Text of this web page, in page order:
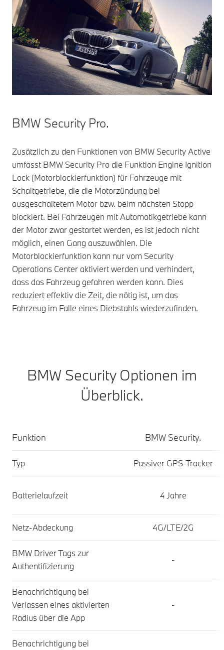
BMW Security Pro.
Zusätzlich zu den Funktionen von BMW Security Active
umfasst BMW Security Pro die Funktion Engine Ignition
Lock (Motorblockierfunktion) für Fahrzeuge mit
Schaltgetriebe, die die Motorzündung bei
ausgeschaltetem Motor bzw. beim nächsten Stopp
blockiert. Bei Fahrzeugen mit Automatikgetriebe kann
der Motor zwar gestartet werden, es ist jedoch nicht
möglich, einen Gang auszuwählen. Die
Motorblockierfunktion kann nur vom Security
Operations Center aktiviert werden und verhindert,
dass das Fahrzeug gefahren werden kann. Dies
reduziert effektiv die Zeit, die nötig ist, um das
Fahrzeug im Falle eines Diebstahls wiederzufinden.
BMW Security Optionen im
Überblick.
BMW
Optionen
im
Funktion BMW Security.
Typ Passiver GPS-Tracker
Batterielaufzeit 4 Jahre
Netz-Abdeckung 4G/LTE/2G
BMW Driver Tags zur
Authentifizierung
-
Benachrichtigung bei
Verlassen eines aktivierten
Radius über die App
-
Benachrichtigung bei